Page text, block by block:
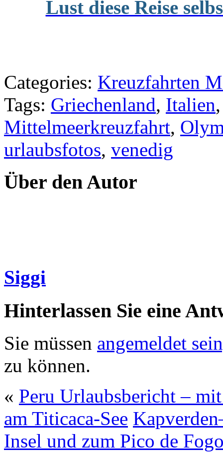
Lust diese Reise
Categories: Kreuzfahrten
Tags: Griechenland, Italien
Mittelmeerkreuzfahrt,
urlaubsfotos, venedig
Über den Autor
Siggi
Hinterlassen Sie eine
Sie müssen angemeldet
zu können.
« Peru Urlaubsbericht –
am Titicaca-See
Insel und zum Pico de